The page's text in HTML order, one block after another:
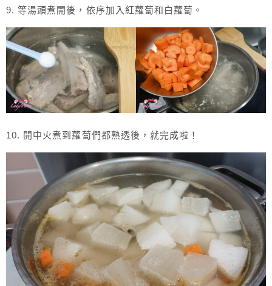
9. 等湯頭煮開後，依序加入紅蘿蔔和白蘿蔔。
10. 開中火煮到蘿蔔們都熟透後，就完成啦！